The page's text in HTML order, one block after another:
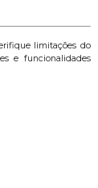
limitações do
e funcionalidades